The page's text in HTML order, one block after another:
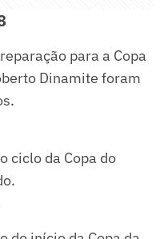
para a Copa
Dinamite foram
ciclo da Copa do